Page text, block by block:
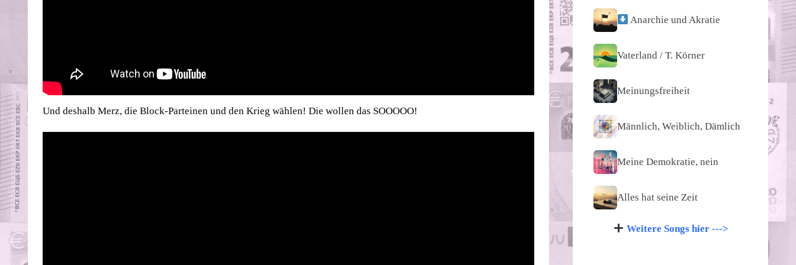
Und deshalb Merz, die Block-Parteinen und den Krieg wählen! Die wollen das SOOOOO!
Anarchie und Akratie
Vaterland / T. Körner
Meinungsfreiheit
Männlich, Weiblich, Dämlich
Meine Demokratie, nein
Alles hat seine Zeit
Weitere Songs hier --->